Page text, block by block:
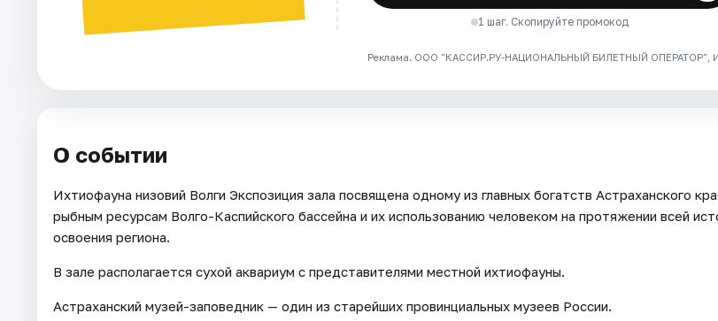
1 шаг. Скопируйте промокод
Реклама. ООО "КАССИР.РУ-НАЦИОНАЛЬНЫЙ БИЛЕТНЫЙ ОПЕРАТОР",
О событии
Ихтиофауна низовий Волги Экспозиция зала посвящена одному из главных богатств Астраханского
рыбным ресурсам Волго-Каспийского бассейна и их использованию человеком на протяжении всей
освоения региона.
В зале располагается сухой аквариум с представителями местной ихтиофауны.
Астраханский музей-заповедник — один из старейших провинциальных музеев России.